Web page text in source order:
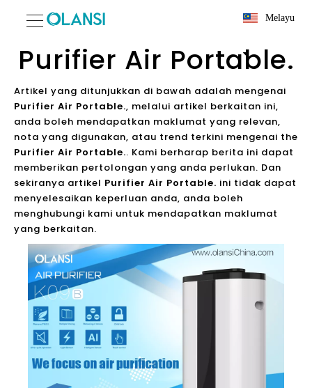
Melayu
Purifier Air Portable.
Artikel yang ditunjukkan di bawah adalah mengenai
Purifier Air Portable., melalui artikel berkaitan ini,
anda boleh mendapatkan maklumat yang relevan,
nota yang digunakan, atau trend terkini mengenai the
Purifier Air Portable.. Kami berharap berita ini dapat
memberikan pertolongan yang anda perlukan. Dan
sekiranya artikel Purifier Air Portable. ini tidak dapat
menyelesaikan keperluan anda, anda boleh
menghubungi kami untuk mendapatkan maklumat
yang berkaitan.